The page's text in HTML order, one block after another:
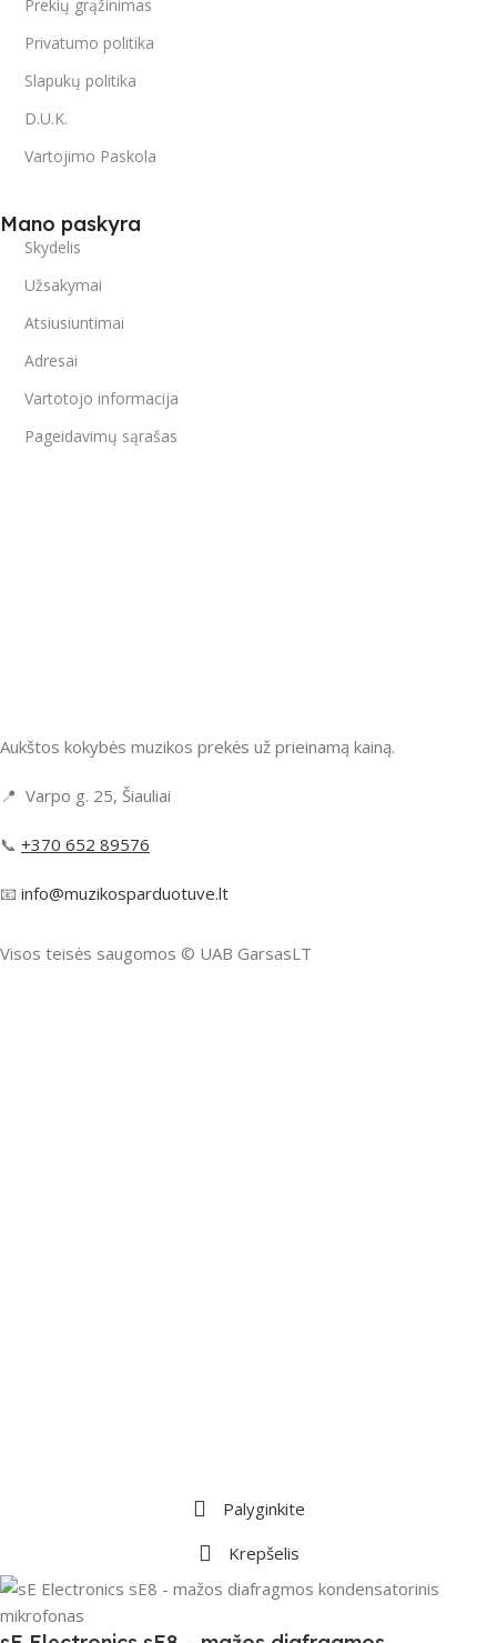
Prekių grąžinimas
Privatumo politika
Slapukų politika
D.U.K.
Vartojimo Paskola
Mano paskyra
Skydelis
Užsakymai
Atsiusiuntimai
Adresai
Vartotojo informacija
Pageidavimų sąrašas
Aukštos kokybės muzikos prekės už prieinamą kainą.
📍 Varpo g. 25, Šiauliai
📞 +370 652 89576
📧 info@muzikosparduotuve.lt
Visos teisės saugomos ©️ UAB GarsasLT
Palyginkite
Krepšelis